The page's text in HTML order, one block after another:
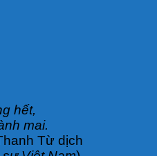
hết,
mai.
Từ dịch